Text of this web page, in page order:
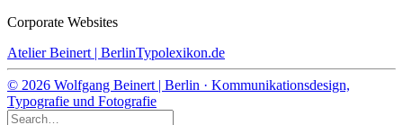
Corporate Websites
Atelier Beinert | BerlinTypolexikon.de
© 2026 Wolfgang Beinert | Berlin · Kommunikationsdesign,
Typografie und Fotografie